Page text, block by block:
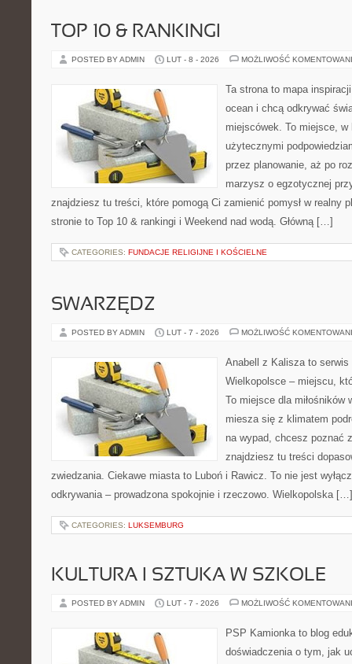
TOP 10 & RANKINGI
POSTED BY ADMIN LUT - 8 - 2026 MOŻLIWOŚĆ
Ta strona to mapa
ocean i chcą odkrywać
miejscówek. To miejsce,
użytecznymi
przez planowanie, aż po
marzysz o egzotycznej
znajdziesz tu treści, które pomogą Ci zamienić pomysł w realny
stronie to Top 10 & rankingi i Weekend nad wodą. Główną […]
CATEGORIES: FUNDACJE RELIGIJNE I KOŚCIELNE
SWARZĘDZ
POSTED BY ADMIN LUT - 7 - 2026 MOŻLIWOŚĆ
Anabell z Kalisza to
Wielkopolsce – miejscu,
To miejsce dla miłośników
miesza się z klimatem
na wypad, chcesz poznać
znajdziesz tu treści
zwiedzania. Ciekawe miasta to Luboń i Rawicz. To nie jest
odkrywania – prowadzona spokojnie i rzeczowo. Wielkopolska […]
CATEGORIES: LUKSEMBURG
KULTURA I SZTUKA W SZKOLE
POSTED BY ADMIN LUT - 7 - 2026 MOŻLIWOŚĆ
PSP Kamionka to blog
doświadczenia o tym, jak